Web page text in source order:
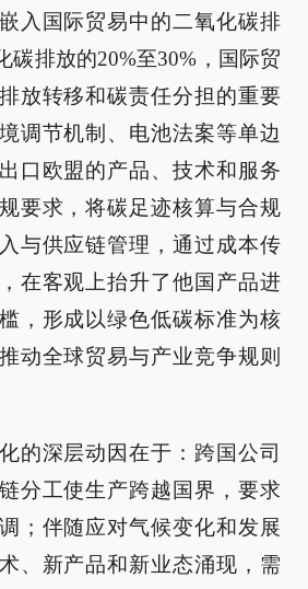
入国际贸易中的二氧化碳排
碳排放的20%至30%，国际贸
放转移和碳责任分担的重要
调节机制、电池法案等单边
口欧盟的产品、技术和服务
要求，将碳足迹核算与合规
与供应链管理，通过成本传
在客观上抬升了他国产品进
，形成以绿色低碳标准为核
动全球贸易与产业竞争规则
的深层动因在于：跨国公司
分工使生产跨越国界，要求
；伴随应对气候变化和发展
、新产品和新业态涌现，需